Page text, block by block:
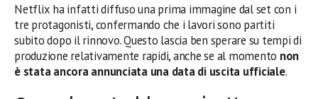
Netflix ha infatti diffuso una prima immagine dal set con i
tre protagonisti, confermando che i lavori sono partiti
subito dopo il rinnovo. Questo lascia ben sperare su tempi di
produzione relativamente rapidi, anche se al momento non
è stata ancora annunciata una data di uscita ufficiale.